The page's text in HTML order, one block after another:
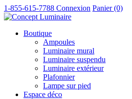
1-855-615-7788 Connexion Panier (0)
Boutique
Ampoules
Luminaire mural
Luminaire suspendu
Luminaire extérieur
Plafonnier
Lampe sur pied
Espace déco